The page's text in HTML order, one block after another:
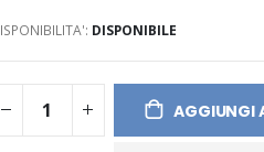
DISPONIBILE
AGGIUNGI